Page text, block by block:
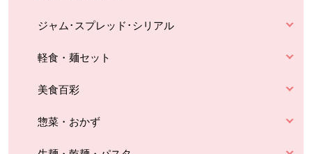
ジャム･スプレッド･シリアル
軽食・麺セット
美食百彩
惣菜・おかず